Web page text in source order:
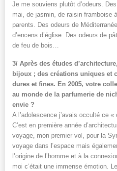
Je me souviens plutôt d’odeurs.
mai, de jasmin, de raisin framboise
parents. Des odeurs de
d’encens d’église. Des odeurs de
de feu de bois…
3/ Après des études
bijoux ; des créations uniques et
dures et fines. En 2005, votre
au monde de la parfumerie de
envie ?
A l’adolescence j’avais occulté ce
C’est en première année
voyage, mon premier vol, pour la
voyage dans l’espace mais
l’origine de l’homme et à la
moi c’était une immense émotion.